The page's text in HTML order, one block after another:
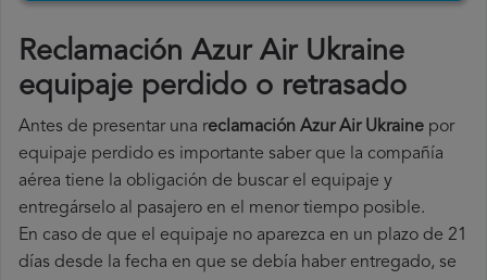
Reclamación Azur Air Ukraine
equipaje perdido o retrasado
Antes de presentar una reclamación Azur Air Ukraine por
equipaje perdido es importante saber que la compañía
aérea tiene la obligación de buscar el equipaje y
entregárselo al pasajero en el menor tiempo posible.
En caso de que el equipaje no aparezca en un plazo de 21
días desde la fecha en que se debía haber entregado, se